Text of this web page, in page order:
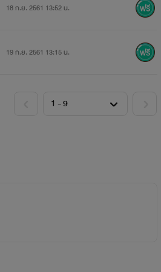
18 ก.ย. 2561 13:52 น.
19 ก.ย. 2561 13:15 น.